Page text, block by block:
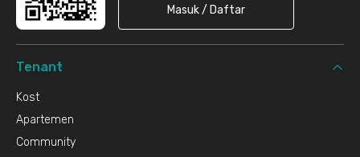
Masuk / Daftar
Tenant
Kost
Apartemen
Community